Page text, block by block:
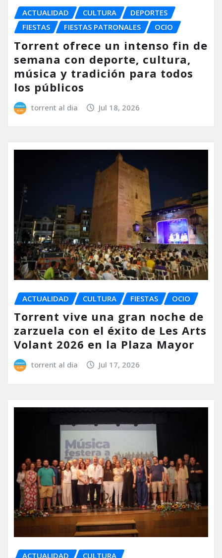
ACTUALIDAD CULTURA
DEPORTES
FIESTAS
FIESTAS PATRONALES OCIO
Torrent ofrece un intenso fin de
semana con deporte, cultura,
música y tradición para todos
los públicos
torrent al dia Jul 18, 2026
ACTUALIDAD CULTURA FIESTAS OCIO
Torrent vive una gran noche de
zarzuela con el éxito de Les Arts
Volant 2026 en la Plaza Mayor
torrent al dia Jul 17, 2026
ACTUALIDAD CULTURA